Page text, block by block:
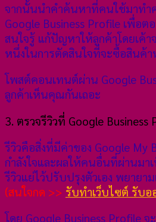
จากนั้นนำคำค้นหาที่คนใช้มาท
Google Business Profile เพื่อ
สนใจรู้ แก้ปัญหาให้ลูกค้าโดยเค้
หนึ่งในการตัดสินใจที่จะซื้อสินค้
โพสต์คอนเทนต์ผ่าน Google
ลูกค้าเห็นคุณกันเถอะ
3. ตรวจรีวิวที่ Google Business
รีวิวคือสิ่งที่มีค่าของ Google My
กำลังใจและผลให้คนอื่นที่ผ่านมา
รีวิวแย่ไว้ปรับปรุงตัวเอง พยายา
(สนใจกด >> รับทำเว็บไซต์ รับ
โดย Google Business Profile จ